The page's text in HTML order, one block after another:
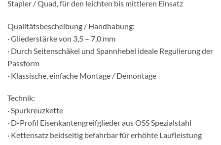
Stapler / Quad, für den leichten bis mittleren Einsatz
Qualitätsbescheibung / Handhabung:
· Gliederstärke von 3,5 – 7,0 mm
· Durch Seitenschäkel und Spannhebel ideale Regulierung der
Passform
· Klassische, einfache Montage / Demontage
Technik:
· Spurkreuzkette
· D-Profil Eisenkantengreifglieder aus OSS Spezialstahl
· Kettensatz beidseitig befahrbar für erhöhte Laufleistung